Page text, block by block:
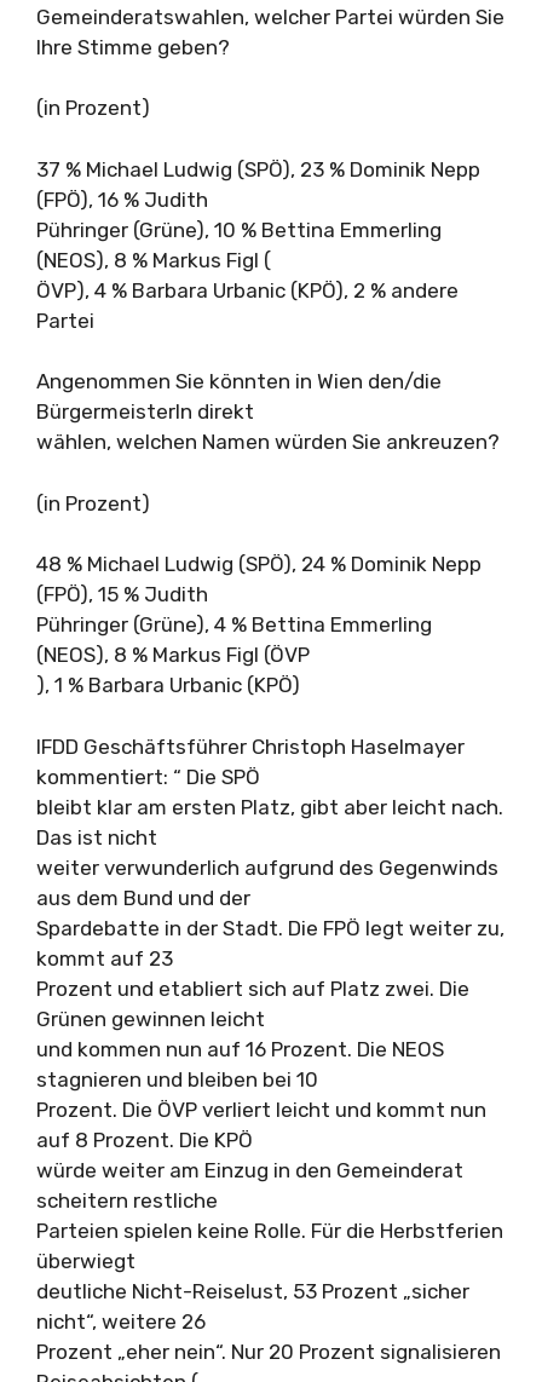
Gemeinderatswahlen, welcher Partei würden Sie
Ihre Stimme geben?
(in Prozent)
37 % Michael Ludwig (SPÖ), 23 % Dominik Nepp
(FPÖ), 16 % Judith
Pühringer (Grüne), 10 % Bettina Emmerling
(NEOS), 8 % Markus Figl (
ÖVP), 4 % Barbara Urbanic (KPÖ), 2 % andere
Partei
Angenommen Sie könnten in Wien den/die
BürgermeisterIn direkt
wählen, welchen Namen würden Sie ankreuzen?
(in Prozent)
48 % Michael Ludwig (SPÖ), 24 % Dominik Nepp
(FPÖ), 15 % Judith
Pühringer (Grüne), 4 % Bettina Emmerling
(NEOS), 8 % Markus Figl (ÖVP
), 1 % Barbara Urbanic (KPÖ)
IFDD Geschäftsführer Christoph Haselmayer
kommentiert: “ Die SPÖ
bleibt klar am ersten Platz, gibt aber leicht nach.
Das ist nicht
weiter verwunderlich aufgrund des Gegenwinds
aus dem Bund und der
Spardebatte in der Stadt. Die FPÖ legt weiter zu,
kommt auf 23
Prozent und etabliert sich auf Platz zwei. Die
Grünen gewinnen leicht
und kommen nun auf 16 Prozent. Die NEOS
stagnieren und bleiben bei 10
Prozent. Die ÖVP verliert leicht und kommt nun
auf 8 Prozent. Die KPÖ
würde weiter am Einzug in den Gemeinderat
scheitern restliche
Parteien spielen keine Rolle. Für die Herbstferien
überwiegt
deutliche Nicht-Reiselust, 53 Prozent „sicher
nicht“, weitere 26
Prozent „eher nein“. Nur 20 Prozent signalisieren